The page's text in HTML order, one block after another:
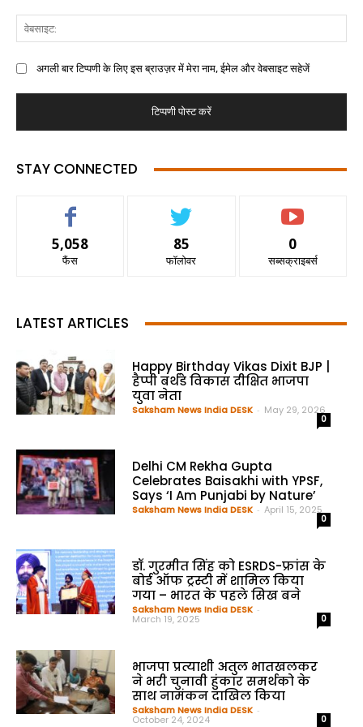
अगली बार टिप्पणी के लिए इस ब्राउज़र में मेरा नाम, ईमेल और वेबसाइट सहेजें
STAY CONNECTED
5,058
फैंस
85
फॉलोवर
0
सब्सक्राइबर्स
LATEST ARTICLES
Happy Birthday Vikas Dixit BJP |
हैप्पी बर्थडे विकास दीक्षित भाजपा
युवा नेता
Saksham News India DESK - May 29, 2026
0
Delhi CM Rekha Gupta
Celebrates Baisakhi with YPSF,
Says ‘I Am Punjabi by Nature’
Saksham News India DESK - April 15, 2025
0
डॉ. गुरमीत सिंह को ESRDS-फ्रांस के
बोर्ड ऑफ ट्रस्टी में शामिल किया
गया – भारत के पहले सिख बने
Saksham News India DESK -
March 19, 2025 0
भाजपा प्रत्याशी अतुल भातखलकर
ने भरी चुनावी हुंकार समर्थको के
साथ नामंकन दाखिल किया
Saksham News India DESK -
October 24, 2024 0